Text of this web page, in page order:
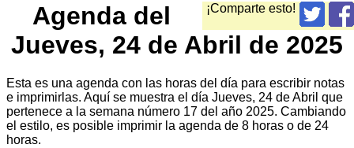
¡Comparte esto!
Agenda del
Jueves, 24 de Abril de 2025
Esta es una agenda con las horas del día para escribir notas
e imprimirlas. Aquí se muestra el día Jueves, 24 de Abril que
pertenece a la semana número 17 del año 2025. Cambiando
el estilo, es posible imprimir la agenda de 8 horas o de 24
horas.